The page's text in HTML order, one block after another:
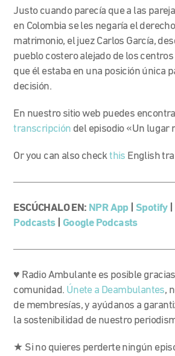
Justo cuando parecía que a las
en Colombia se les negaría el
matrimonio, el juez Carlos García,
pueblo costero alejado de los
que él estaba en una posición única
decisión.
En nuestro sitio web puedes
transcripción del episodio «Un lugar
Or you can also checkthis English
ESCÚCHALO EN: NPR App|Spotify|
Podcasts| Google Podcasts
♥ Radio Ambulante es posible
comunidad. Únete a Deambulantes,
de membresías, y ayúdanos a
la sostenibilidad de nuestro
★ Si no quieres perderte ningún